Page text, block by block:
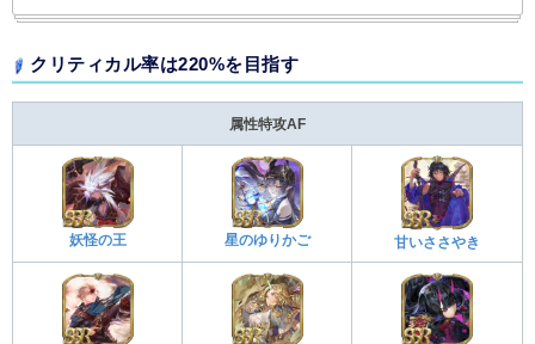
クリティカル率は220%を目指す
属性特攻AF
妖怪の王 星のゆりかご 甘いささやき